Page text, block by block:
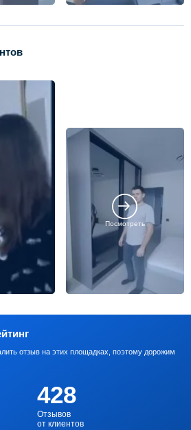
Посмотреть
отзыв на этих площадках, поэтому дорожим
428
Отзывов
от клиентов